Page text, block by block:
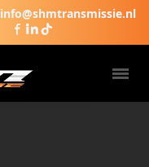
info@shmtransmissie.nl